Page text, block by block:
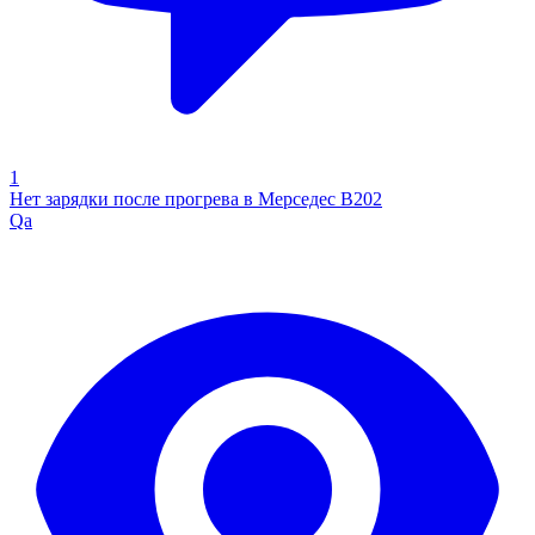
1
Нет зарядки после прогрева в Мерседес В202
Qa